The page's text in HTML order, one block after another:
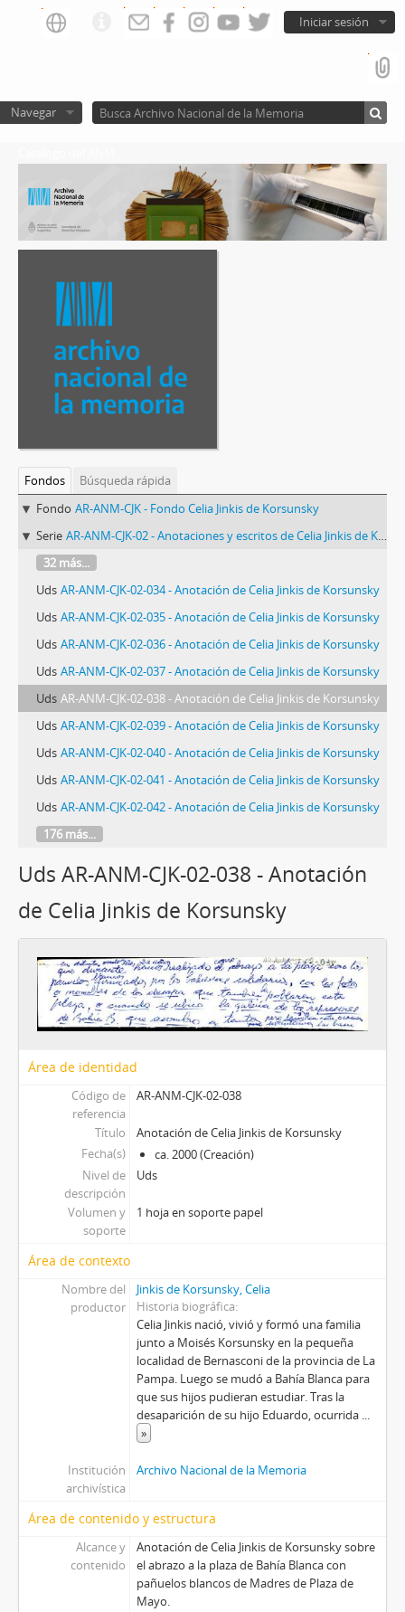
Iniciar sesión
Navegar
Fondos
Búsqueda rápida
Fondo AR-ANM-CJK - Fondo Celia Jinkis de Korsunsky
Serie AR-ANM-CJK-02 - Anotaciones y escritos de Celia Jinkis de Korsunsky
32 más...
Uds AR-ANM-CJK-02-034 - Anotación de Celia Jinkis de Korsunsky
Uds AR-ANM-CJK-02-035 - Anotación de Celia Jinkis de Korsunsky
Uds AR-ANM-CJK-02-036 - Anotación de Celia Jinkis de Korsunsky
Uds AR-ANM-CJK-02-037 - Anotación de Celia Jinkis de Korsunsky
Uds AR-ANM-CJK-02-038 - Anotación de Celia Jinkis de Korsunsky
Uds AR-ANM-CJK-02-039 - Anotación de Celia Jinkis de Korsunsky
Uds AR-ANM-CJK-02-040 - Anotación de Celia Jinkis de Korsunsky
Uds AR-ANM-CJK-02-041 - Anotación de Celia Jinkis de Korsunsky
Uds AR-ANM-CJK-02-042 - Anotación de Celia Jinkis de Korsunsky
176 más...
Uds AR-ANM-CJK-02-038 - Anotación
de Celia Jinkis de Korsunsky
Área de identidad
Código de
referencia
AR-ANM-CJK-02-038
Título
Anotación de Celia Jinkis de Korsunsky
Fecha(s)
ca. 2000 (Creación)
Nivel de
descripción
Uds
Volumen y
soporte
1 hoja en soporte papel
Área de contexto
Nombre del
productor
Jinkis de Korsunsky, Celia
Historia biográfica
Celia Jinkis nació, vivió y formó una familia
junto a Moisés Korsunsky en la pequeña
localidad de Bernasconi de la provincia de La
Pampa. Luego se mudó a Bahía Blanca para
que sus hijos pudieran estudiar. Tras la
desaparición de su hijo Eduardo, ocurrida ...
»
Institución
archivística
Archivo Nacional de la Memoria
Área de contenido y estructura
Alcance y
contenido
Anotación de Celia Jinkis de Korsunsky sobre
el abrazo a la plaza de Bahía Blanca con
pañuelos blancos de Madres de Plaza de
Mayo.